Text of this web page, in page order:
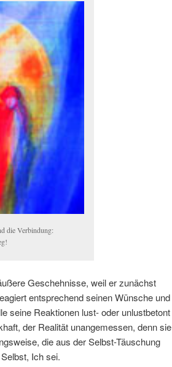
die Verbindung:
Geschehnisse, weil er zunächst
entsprechend seinen Wünsche und
seine Reaktionen lust- oder unlustbetont
der Realität unangemessen, denn sie
die aus der Selbst-Täuschung
Ich sei.